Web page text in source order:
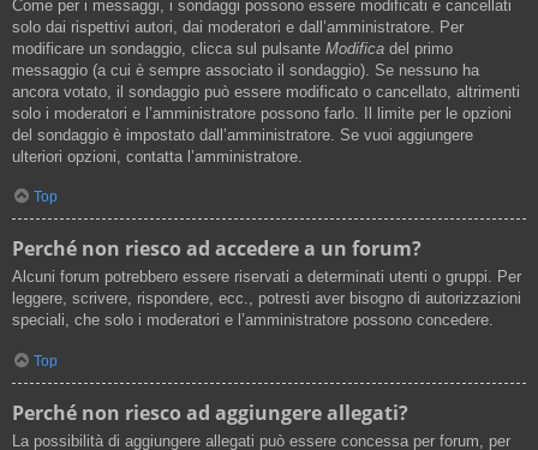
Come per i messaggi, i sondaggi possono essere modificati e cancellati
solo dai rispettivi autori, dai moderatori e dall’amministratore. Per
modificare un sondaggio, clicca sul pulsante Modifica del primo
messaggio (a cui è sempre associato il sondaggio). Se nessuno ha
ancora votato, il sondaggio può essere modificato o cancellato, altrimenti
solo i moderatori e l’amministratore possono farlo. Il limite per le opzioni
del sondaggio è impostato dall’amministratore. Se vuoi aggiungere
ulteriori opzioni, contatta l’amministratore.
Top
Perché non riesco ad accedere a un forum?
Alcuni forum potrebbero essere riservati a determinati utenti o gruppi. Per
leggere, scrivere, rispondere, ecc., potresti aver bisogno di autorizzazioni
speciali, che solo i moderatori e l’amministratore possono concedere.
Top
Perché non riesco ad aggiungere allegati?
La possibilità di aggiungere allegati può essere concessa per forum, per